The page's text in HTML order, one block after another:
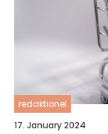
redaktionel
17. January 2024